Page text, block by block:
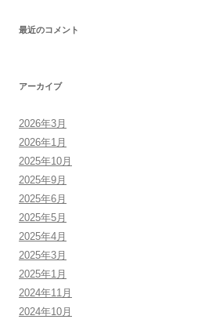
ョ
最近のコメント
アーカイブ
2026年3月
2026年1月
2025年10月
2025年9月
2025年6月
2025年5月
2025年4月
2025年3月
2025年1月
2024年11月
2024年10月